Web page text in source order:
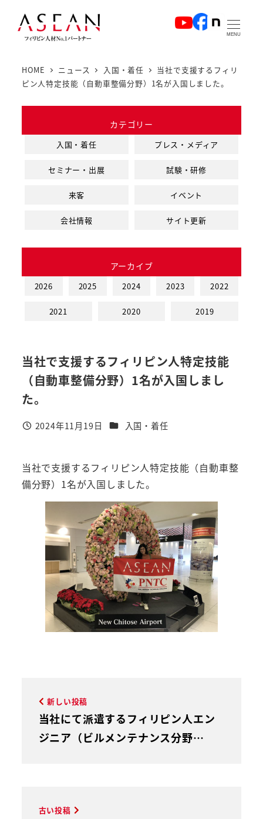
MENU
HOME ニュース 入国・着任
当社で支援するフィリ
ピン人特定技能（自動車整備分野）1名が入国しました。
カテゴリー
入国・着任 プレス・メディア
セミナー・出展 試験・研修
来客 イベント
会社情報 サイト更新
アーカイブ
2026 2025 2024 2023 2022
2021 2020 2019
当社で支援するフィリピン人特定技能
（自動車整備分野）1名が入国しまし
た。
投稿日
2024年11月19日 カテゴリー
入国・着任
当社で支援するフィリピン人特定技能（自動車整
備分野）1名が入国しました。
古い投稿
新しい投稿
当社にて派遣するフィリピン人エン
ジニア（ビルメンテナンス分野…